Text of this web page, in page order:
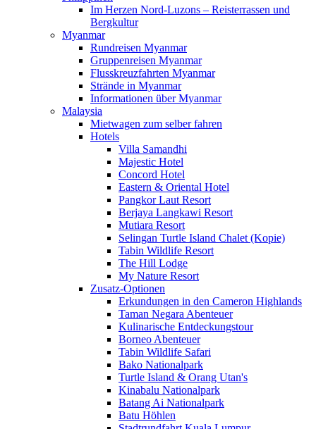
Im Herzen Nord-Luzons – Reisterrassen und
Bergkultur
Myanmar
Rundreisen Myanmar
Gruppenreisen Myanmar
Flusskreuzfahrten Myanmar
Strände in Myanmar
Informationen über Myanmar
Malaysia
Mietwagen zum selber fahren
Hotels
Villa Samandhi
Majestic Hotel
Concord Hotel
Eastern & Oriental Hotel
Pangkor Laut Resort
Berjaya Langkawi Resort
Mutiara Resort
Selingan Turtle Island Chalet (Kopie)
Tabin Wildlife Resort
The Hill Lodge
My Nature Resort
Zusatz-Optionen
Erkundungen in den Cameron Highlands
Taman Negara Abenteuer
Kulinarische Entdeckungstour
Borneo Abenteuer
Tabin Wildlife Safari
Bako Nationalpark
Turtle Island & Orang Utan's
Kinabalu Nationalpark
Batang Ai Nationalpark
Batu Höhlen